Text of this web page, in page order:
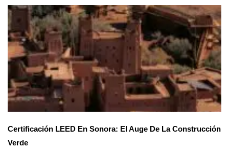
Certificación LEED En Sonora: El Auge De La Construcción
Verde